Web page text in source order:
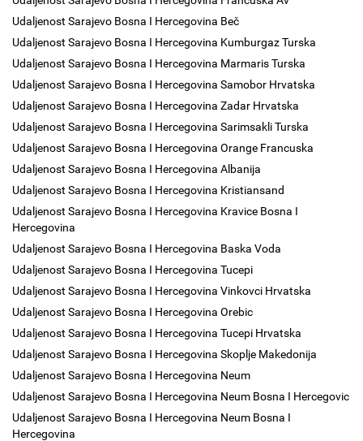
Udaljenost Sarajevo Bosna I Hercegovina Beč
Udaljenost Sarajevo Bosna I Hercegovina Kumburgaz Turska
Udaljenost Sarajevo Bosna I Hercegovina Marmaris Turska
Udaljenost Sarajevo Bosna I Hercegovina Samobor Hrvatska
Udaljenost Sarajevo Bosna I Hercegovina Zadar Hrvatska
Udaljenost Sarajevo Bosna I Hercegovina Sarimsakli Turska
Udaljenost Sarajevo Bosna I Hercegovina Orange Francuska
Udaljenost Sarajevo Bosna I Hercegovina Albanija
Udaljenost Sarajevo Bosna I Hercegovina Kristiansand
Udaljenost Sarajevo Bosna I Hercegovina Kravice Bosna I
Hercegovina
Udaljenost Sarajevo Bosna I Hercegovina Baska Voda
Udaljenost Sarajevo Bosna I Hercegovina Tucepi
Udaljenost Sarajevo Bosna I Hercegovina Vinkovci Hrvatska
Udaljenost Sarajevo Bosna I Hercegovina Orebic
Udaljenost Sarajevo Bosna I Hercegovina Tucepi Hrvatska
Udaljenost Sarajevo Bosna I Hercegovina Skoplje Makedonija
Udaljenost Sarajevo Bosna I Hercegovina Neum
Udaljenost Sarajevo Bosna I Hercegovina Neum Bosna I Hercegovic
Udaljenost Sarajevo Bosna I Hercegovina Neum Bosna I
Hercegovina